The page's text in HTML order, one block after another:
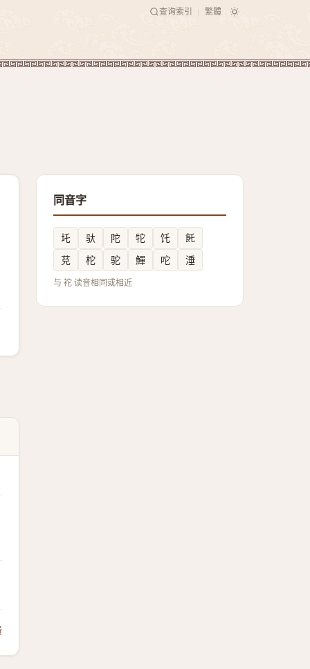
查询索引 繁體
同音字
圫 驮 陀 㸰 饦
飥
莌
柁 驼 鱓 咜 涶
与 袉 读音相同或相近